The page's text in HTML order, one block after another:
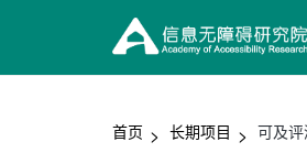
首页 长期项目 可及